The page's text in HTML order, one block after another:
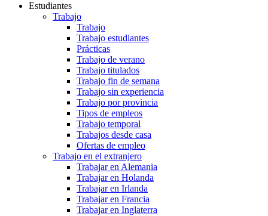
Estudiantes
Trabajo
Trabajo
Trabajo estudiantes
Prácticas
Trabajo de verano
Trabajo titulados
Trabajo fin de semana
Trabajo sin experiencia
Trabajo por provincia
Tipos de empleos
Trabajo temporal
Trabajos desde casa
Ofertas de empleo
Trabajo en el extranjero
Trabajar en Alemania
Trabajar en Holanda
Trabajar en Irlanda
Trabajar en Francia
Trabajar en Inglaterra